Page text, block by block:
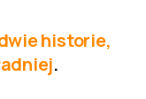
historie,
.